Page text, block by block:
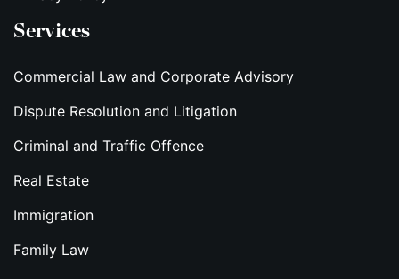
Services
Commercial Law and Corporate Advisory
Dispute Resolution and Litigation
Criminal and Traffic Offence
Real Estate
Immigration
Family Law